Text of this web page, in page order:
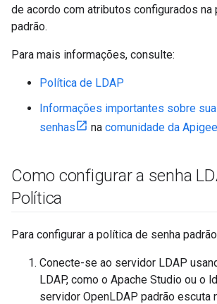
de acordo com atributos configurados na
padrão.
Para mais informações, consulte:
Política de LDAP
Informações importantes sobre
senhas
na comunidade da Apigee
Como configurar a senha
Política
Para configurar a política de senha
Conecte-se ao servidor LDAP
LDAP, como o Apache Studio ou o
servidor OpenLDAP padrão escuta